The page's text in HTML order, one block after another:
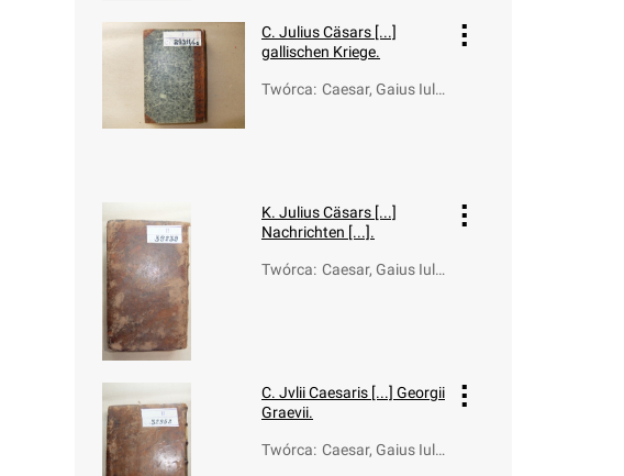
C. Julius Cäsars [...]
gallischen Kriege.
Twórca: Caesar, Gaius Iuli
K. Julius Cäsars [...]
Nachrichten [...].
Twórca: Caesar, Gaius Iuli
C. Jvlii Caesaris [...] Georgii
Graevii.
Twórca: Caesar, Gaius Iuli